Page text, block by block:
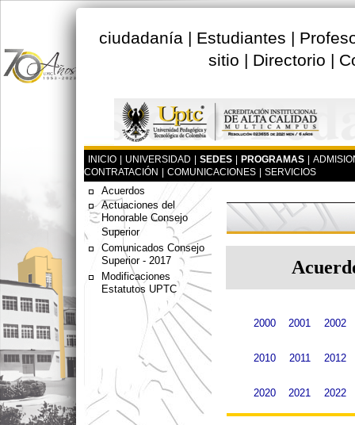
ciudadanía | Estudiantes |
sitio | Directorio |
INICIO UNIVERSIDAD SEDES PROGRAMAS
CONTRATACIÓN
COMUNICACIONES SERVICIOS
Acuerdos
Actuaciones del
Honorable Consejo
Superior
Comunicados Consejo
Superior - 2017
Modificaciones
Estatutos UPTC
2000 2001 2002
2010 2011 2012
2020 2021 2022